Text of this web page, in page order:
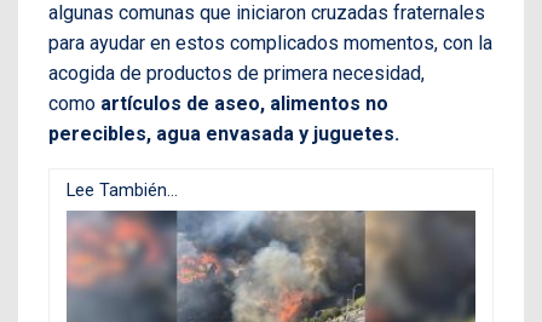
algunas comunas que iniciaron cruzadas fraternales
para ayudar en estos complicados momentos, con la
acogida de productos de primera necesidad,
como artículos de aseo, alimentos no
perecibles, agua envasada y juguetes.
Lee También...